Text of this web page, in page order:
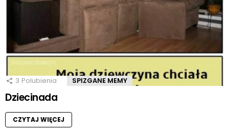
3 Polubienia SPIZGANE MEMY
Dziecinada
CZYTAJ WIĘCEJ